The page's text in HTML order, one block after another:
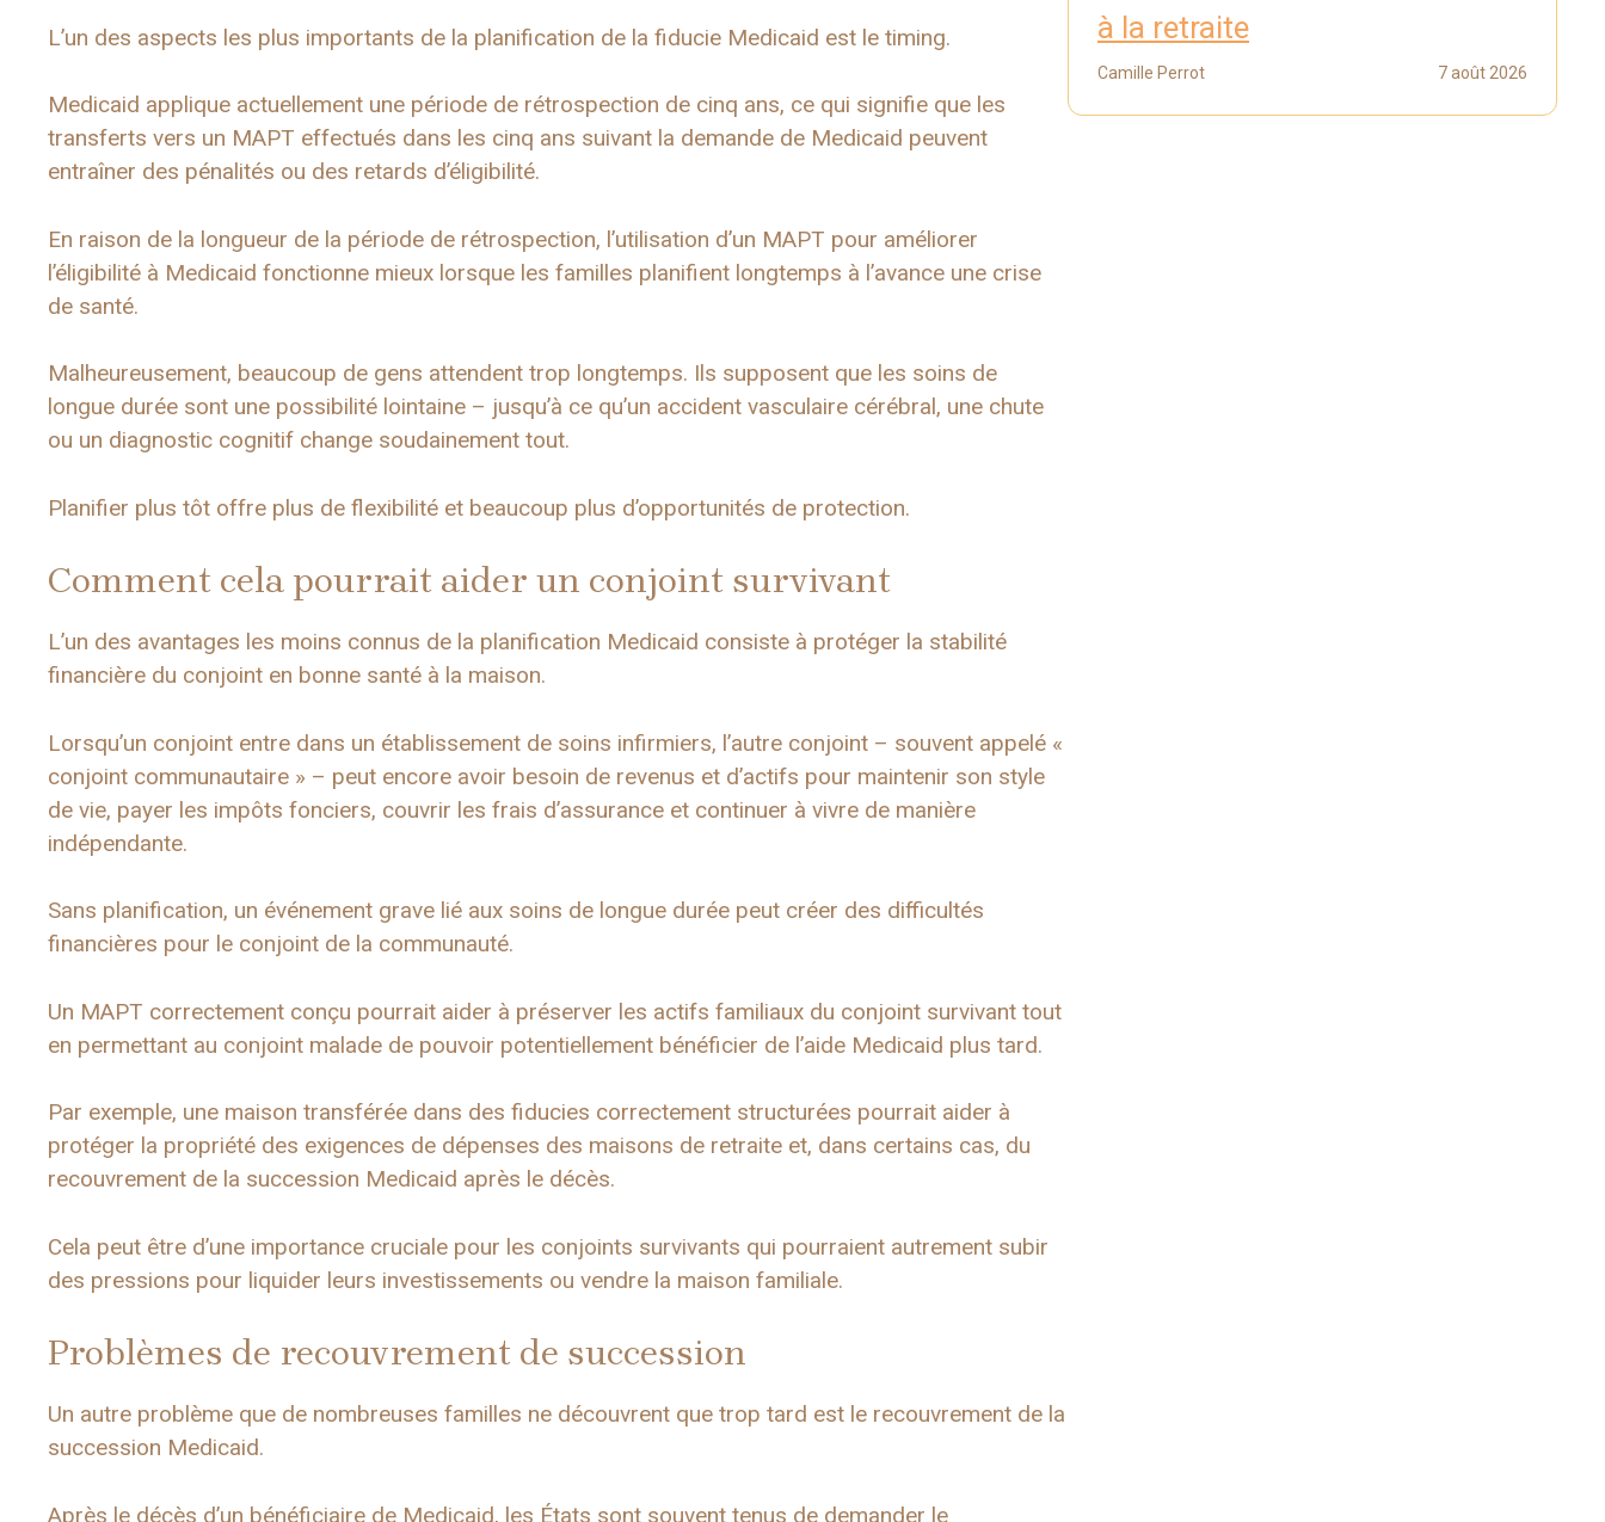
L’un des aspects les plus importants de la planification de la fiducie Medicaid est le timing.
Medicaid applique actuellement une période de rétrospection de cinq ans, ce qui signifie que les
transferts vers un MAPT effectués dans les cinq ans suivant la demande de Medicaid peuvent
entraîner des pénalités ou des retards d’éligibilité.
En raison de la longueur de la période de rétrospection, l’utilisation d’un MAPT pour améliorer
l’éligibilité à Medicaid fonctionne mieux lorsque les familles planifient longtemps à l’avance une crise
de santé.
Malheureusement, beaucoup de gens attendent trop longtemps. Ils supposent que les soins de
longue durée sont une possibilité lointaine – jusqu’à ce qu’un accident vasculaire cérébral, une chute
ou un diagnostic cognitif change soudainement tout.
Planifier plus tôt offre plus de flexibilité et beaucoup plus d’opportunités de protection.
Comment cela pourrait aider un conjoint survivant
L’un des avantages les moins connus de la planification Medicaid consiste à protéger la stabilité
financière du conjoint en bonne santé à la maison.
Lorsqu’un conjoint entre dans un établissement de soins infirmiers, l’autre conjoint – souvent appelé «
conjoint communautaire » – peut encore avoir besoin de revenus et d’actifs pour maintenir son style
de vie, payer les impôts fonciers, couvrir les frais d’assurance et continuer à vivre de manière
indépendante.
Sans planification, un événement grave lié aux soins de longue durée peut créer des difficultés
financières pour le conjoint de la communauté.
Un MAPT correctement conçu pourrait aider à préserver les actifs familiaux du conjoint survivant tout
en permettant au conjoint malade de pouvoir potentiellement bénéficier de l’aide Medicaid plus tard.
Par exemple, une maison transférée dans des fiducies correctement structurées pourrait aider à
protéger la propriété des exigences de dépenses des maisons de retraite et, dans certains cas, du
recouvrement de la succession Medicaid après le décès.
Cela peut être d’une importance cruciale pour les conjoints survivants qui pourraient autrement subir
des pressions pour liquider leurs investissements ou vendre la maison familiale.
Problèmes de recouvrement de succession
Un autre problème que de nombreuses familles ne découvrent que trop tard est le recouvrement de la
succession Medicaid.
Après le décès d’un bénéficiaire de Medicaid, les États sont souvent tenus de demander le
à la retraite
Camille Perrot 7 août 2026